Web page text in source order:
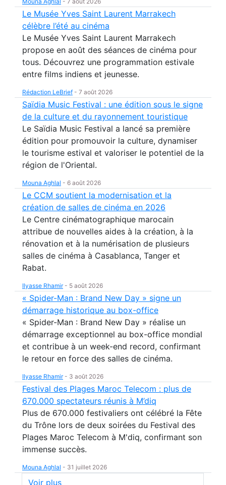
Le Musée Yves Saint Laurent Marrakech
célèbre l’été au cinéma
Le Musée Yves Saint Laurent Marrakech
propose en août des séances de cinéma pour
tous. Découvrez une programmation estivale
entre films indiens et jeunesse.
Rédaction LeBrief - 7 août 2026
Saïdia Music Festival : une édition sous le signe
de la culture et du rayonnement touristique
Le Saïdia Music Festival a lancé sa première
édition pour promouvoir la culture, dynamiser
le tourisme estival et valoriser le potentiel de la
région de l'Oriental.
Mouna Aghlal - 6 août 2026
Le CCM soutient la modernisation et la
création de salles de cinéma en 2026
Le Centre cinématographique marocain
attribue de nouvelles aides à la création, à la
rénovation et à la numérisation de plusieurs
salles de cinéma à Casablanca, Tanger et
Rabat.
Ilyasse Rhamir- 5 août 2026
« Spider-Man : Brand New Day » signe un
démarrage historique au box-office
« Spider-Man : Brand New Day » réalise un
démarrage exceptionnel au box-office mondial
et contribue à un week-end record, confirmant
le retour en force des salles de cinéma.
Ilyasse Rhamir- 3 août 2026
Festival des Plages Maroc Telecom : plus de
670.000 spectateurs réunis à M’diq
Plus de 670.000 festivaliers ont célébré la Fête
du Trône lors de deux soirées du Festival des
Plages Maroc Telecom à M'diq, confirmant son
immense succès.
Mouna Aghlal - 31 juillet 2026
Voir plus